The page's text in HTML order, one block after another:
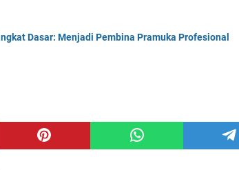
Dasar: Menjadi Pembina Pramuka Profesional